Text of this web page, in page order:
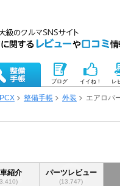
ブログ イイね！ レ
PCX 整備手帳 外装 エアロパ
紹介 パーツレビュー
(13,747)